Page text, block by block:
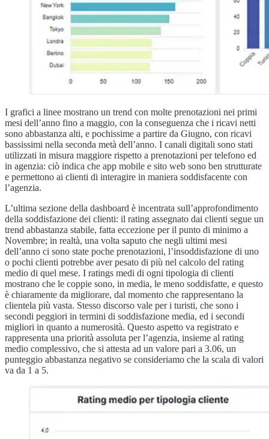
I grafici a linee mostrano un trend con molte prenotazioni nei primi
mesi dell’anno fino a maggio, con la conseguenza che i ricavi netti
sono abbastanza alti, e pochissime a partire da Giugno, con ricavi
bassissimi nella seconda metà dell’anno. I canali digitali sono stati
utilizzati in misura maggiore rispetto a prenotazioni per telefono ed
in agenzia: ciò indica che app mobile e sito web sono ben strutturate
e permettono ai clienti di interagire in maniera soddisfacente con
l’agenzia.
L’ultima sezione della dashboard è incentrata sull’approfondimento
della soddisfazione dei clienti: il rating assegnato dai clienti segue un
trend abbastanza stabile, fatta eccezione per il punto di minimo a
Novembre; in realtà, una volta saputo che negli ultimi mesi
dell’anno ci sono state poche prenotazioni, l’insoddisfazione di uno
o pochi clienti potrebbe aver pesato di più nel calcolo del rating
medio di quel mese. I ratings medi di ogni tipologia di clienti
mostrano che le coppie sono, in media, le meno soddisfatte, e questo
è chiaramente da migliorare, dal momento che rappresentano la
clientela più vasta. Stesso discorso vale per i turisti, che sono i
secondi peggiori in termini di soddisfazione media, ed i secondi
migliori in quanto a numerosità. Questo aspetto va registrato e
rappresenta una priorità assoluta per l’agenzia, insieme al rating
medio complessivo, che si attesta ad un valore pari a 3.06, un
punteggio abbastanza negativo se consideriamo che la scala di valori
va da 1 a 5.